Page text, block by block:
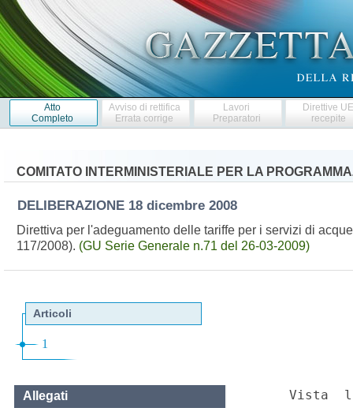
Atto
Completo
Avviso di rettifica
Errata corrige
Lavori
Preparatori
Direttive
recepite
COMITATO INTERMINISTERIALE PER LA
DELIBERAZIONE 18 dicembre 2008
Direttiva per l'adeguamento delle tariffe per i servizi di
117/2008). (GU Serie Generale n.71 del 26-03-2009)